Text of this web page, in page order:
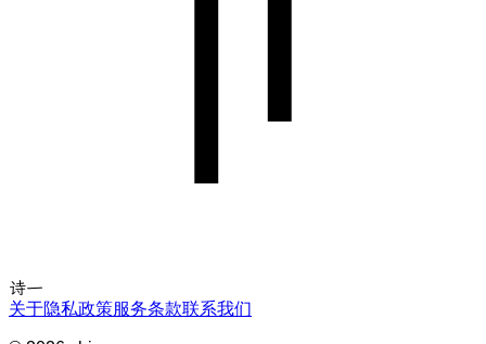
诗一
关于隐私政策服务条款联系我们